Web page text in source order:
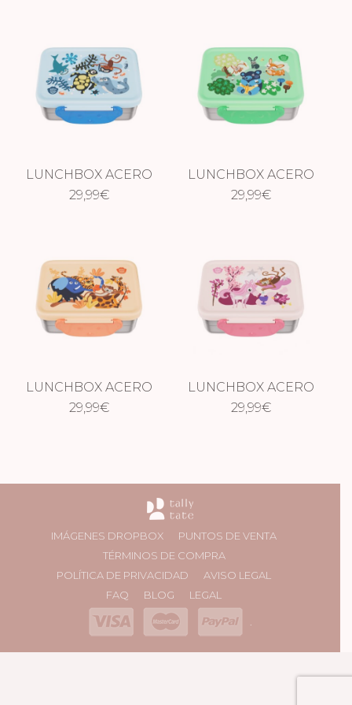
LUNCHBOX ACERO
AFFENZAHN –
29,99€
LUNCHBOX ACERO
AFFENZAHN –
29,99€
LUNCHBOX ACERO
AFFENZAHN –
29,99€
LUNCHBOX ACERO
AFFENZAHN –
29,99€
IMÁGENES DROPBOX
PUNTOS DE VENTA
TÉRMINOS DE COMPRA
POLÍTICA DE PRIVACIDAD
AVISO LEGAL
FAQ
BLOG LEGAL